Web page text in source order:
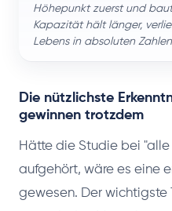
Höhepunkt zuerst und
Kapazität hält länger,
Lebens in absoluten
Die nützlichste
gewinnen trotzdem
Hätte die Studie bei
aufgehört, wäre es eine
gewesen. Der wichtigste